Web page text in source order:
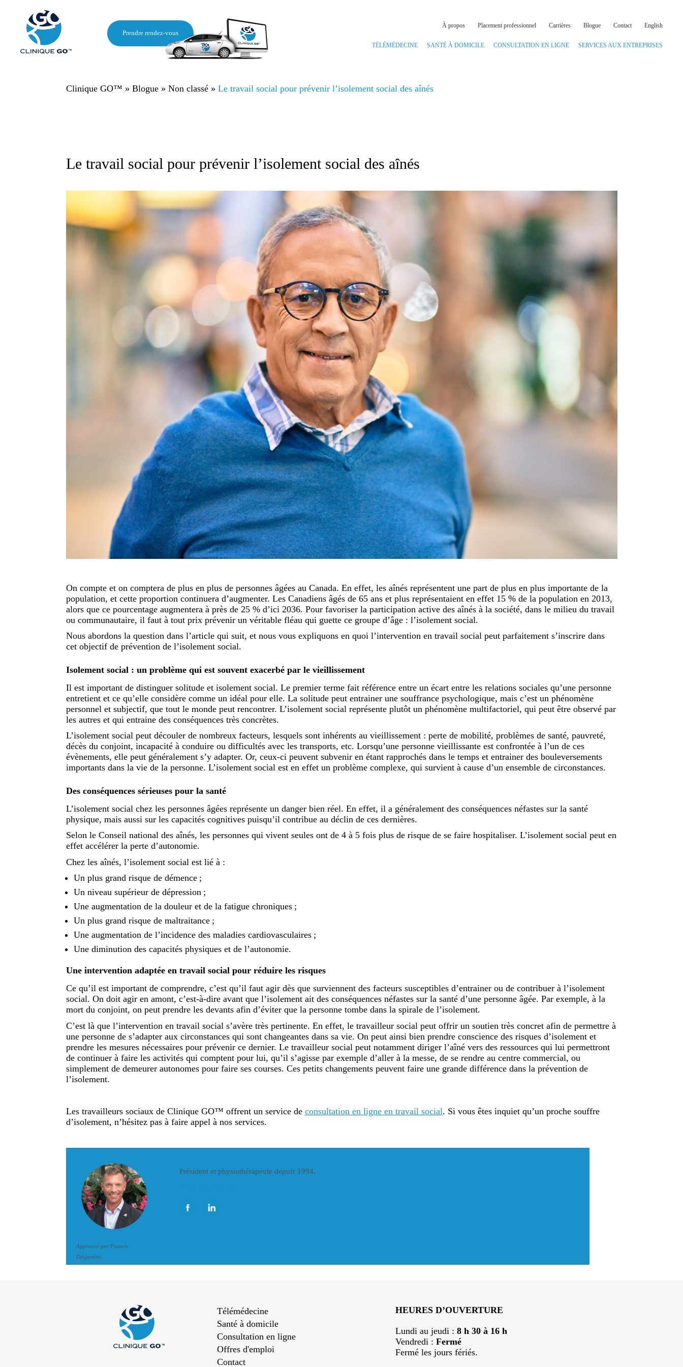
Prendre rendez-vous
À propos Placement professionnel Carrières Blogue Contact English
TÉLÉMÉDECINE SANTÉ À DOMICILE CONSULTATION EN LIGNE SERVICES AUX ENTREPRISES
Clinique GO™ » Blogue» Non classé» Le travail social pour prévenir l’isolement social des aînés
Le travail social pour prévenir l’isolement social des aînés
On compte et on comptera de plus en plus de personnes âgées au Canada. En effet, les aînés représentent une part de plus en plus importante de la
population, et cette proportion continuera d’augmenter. Les Canadiens âgés de 65 ans et plus représentaient en effet 15 % de la population en 2013,
alors que ce pourcentage augmentera à près de 25 % d’ici 2036. Pour favoriser la participation active des aînés à la société, dans le milieu du travail
ou communautaire, il faut à tout prix prévenir un véritable fléau qui guette ce groupe d’âge : l’isolement social.
Nous abordons la question dans l’article qui suit, et nous vous expliquons en quoi l’intervention en travail social peut parfaitement s’inscrire dans
cet objectif de prévention de l’isolement social.
Isolement social : un problème qui est souvent exacerbé par le vieillissement
Il est important de distinguer solitude et isolement social. Le premier terme fait référence entre un écart entre les relations sociales qu’une personne
entretient et ce qu’elle considère comme un idéal pour elle. La solitude peut entrainer une souffrance psychologique, mais c’est un phénomène
personnel et subjectif, que tout le monde peut rencontrer. L’isolement social représente plutôt un phénomène multifactoriel, qui peut être observé par
les autres et qui entraine des conséquences très concrètes.
L’isolement social peut découler de nombreux facteurs, lesquels sont inhérents au vieillissement : perte de mobilité, problèmes de santé, pauvreté,
décès du conjoint, incapacité à conduire ou difficultés avec les transports, etc. Lorsqu’une personne vieillissante est confrontée à l’un de ces
évènements, elle peut généralement s’y adapter. Or, ceux-ci peuvent subvenir en étant rapprochés dans le temps et entrainer des bouleversements
importants dans la vie de la personne. L’isolement social est en effet un problème complexe, qui survient à cause d’un ensemble de circonstances.
Des conséquences sérieuses pour la santé
L’isolement social chez les personnes âgées représente un danger bien réel. En effet, il a généralement des conséquences néfastes sur la santé
physique, mais aussi sur les capacités cognitives puisqu’il contribue au déclin de ces dernières.
Selon le Conseil national des aînés, les personnes qui vivent seules ont de 4 à 5 fois plus de risque de se faire hospitaliser. L’isolement social peut en
effet accélérer la perte d’autonomie.
Chez les aînés, l’isolement social est lié à :
Un plus grand risque de démence ;
Un niveau supérieur de dépression ;
Une augmentation de la douleur et de la fatigue chroniques ;
Un plus grand risque de maltraitance ;
Une augmentation de l’incidence des maladies cardiovasculaires ;
Une diminution des capacités physiques et de l’autonomie.
Une intervention adaptée en travail social pour réduire les risques
Ce qu’il est important de comprendre, c’est qu’il faut agir dès que surviennent des facteurs susceptibles d’entrainer ou de contribuer à l’isolement
social. On doit agir en amont, c’est-à-dire avant que l’isolement ait des conséquences néfastes sur la santé d’une personne âgée. Par exemple, à la
mort du conjoint, on peut prendre les devants afin d’éviter que la personne tombe dans la spirale de l’isolement.
C’est là que l’intervention en travail social s’avère très pertinente. En effet, le travailleur social peut offrir un soutien très concret afin de permettre à
une personne de s’adapter aux circonstances qui sont changeantes dans sa vie. On peut ainsi bien prendre conscience des risques d’isolement et
prendre les mesures nécessaires pour prévenir ce dernier. Le travailleur social peut notamment diriger l’aîné vers des ressources qui lui permettront
de continuer à faire les activités qui comptent pour lui, qu’il s’agisse par exemple d’aller à la messe, de se rendre au centre commercial, ou
simplement de demeurer autonomes pour faire ses courses. Ces petits changements peuvent faire une grande différence dans la prévention de
l’isolement.
Les travailleurs sociaux de Clinique GO™ offrent un service de consultation en ligne en travail social. Si vous êtes inquiet qu’un proche souffre
d’isolement, n’hésitez pas à faire appel à nos services.
Approuvé par Francis
Desjardins
Président et physiothérapeute depuis 1994.
Télémédecine
Santé à domicile
Consultation en ligne
Offres d'emploi
Contact
HEURES D’OUVERTURE
Lundi au jeudi :8 h 30 à 16 h
Vendredi :Fermé
Fermé les jours fériés.